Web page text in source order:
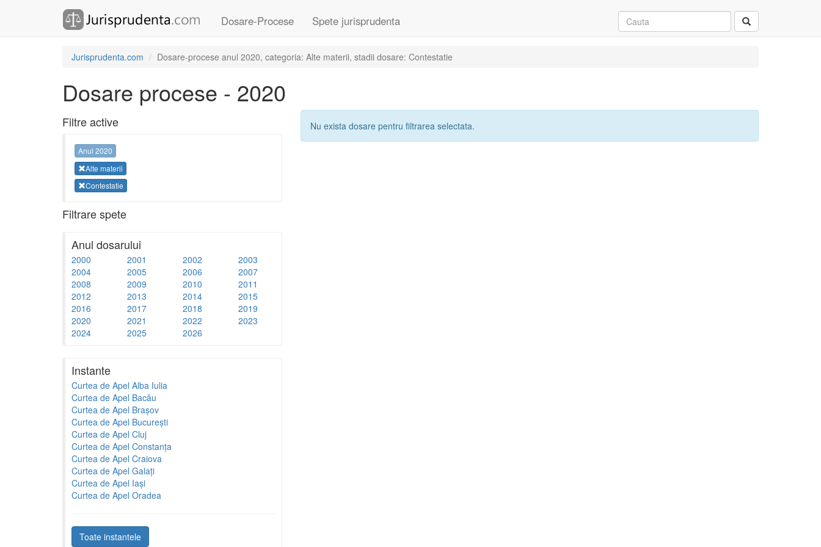
Dosare-Procese Spete jurisprudenta
Jurisprudenta.com Dosare-procese anul 2020, categoria: Alte materii, stadii dosare: Contestatie
Dosare procese - 2020
Filtre active
Anul 2020
Alte materii
Contestatie
Filtrare spete
Anul dosarului
2000 2001 2002
2003
2004
2005 2006
2007
2008
2009 2010
2011
2012
2013 2014
2015
2016
2017 2018
2019
2020
2021 2022
2023
2024
2025 2026
Instante
Curtea de Apel Alba Iulia
Curtea de Apel Bacău
Curtea de Apel Brașov
Curtea de Apel București
Curtea de Apel Cluj
Curtea de Apel Constanța
Curtea de Apel Craiova
Curtea de Apel Galați
Curtea de Apel Iași
Curtea de Apel Oradea
Toate instantele
Nu exista dosare pentru filtrarea selectata.